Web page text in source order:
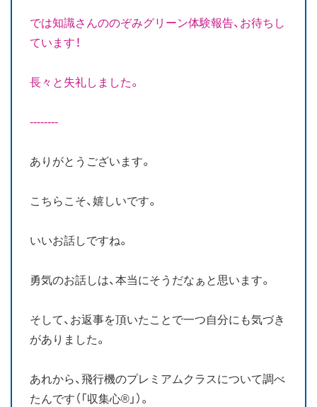
では知識さんののぞみグリーン体験報告、お待ちし
ています！
長々と失礼しました。
--------
ありがとうございます。
こちらこそ、嬉しいです。
いいお話しですね。
勇気のお話しは、本当にそうだなぁと思います。
そして、お返事を頂いたことで一つ自分にも気づき
がありました。
あれから、飛行機のプレミアムクラスについて調べ
たんです（「収集心®」）。